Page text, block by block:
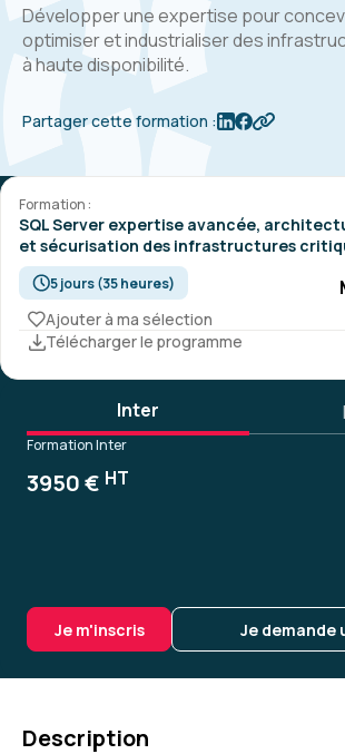
Développer une expertise pour
optimiser et industrialiser des
à haute disponibilité.
Partager cette formation :
Formation :
SQL Server expertise avancée,
et sécurisation des infrastructures
5 jours (35 heures)
Ajouter à ma sélection
Télécharger le programme
Inter
Formation Inter
3950 € HT
Je m'inscris Je demande
Description